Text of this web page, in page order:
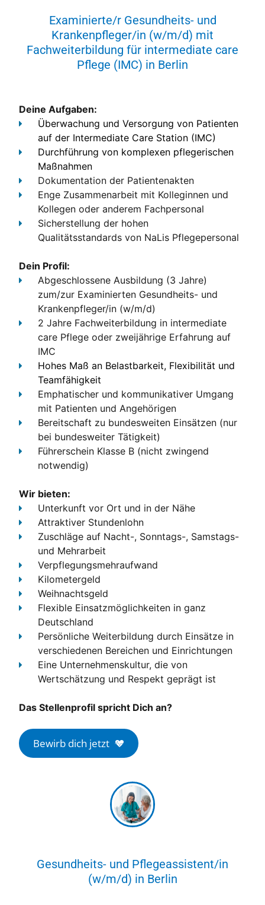
Examinierte/r Gesundheits- und
Krankenpfleger/in (w/m/d) mit
Fachweiterbildung für intermediate care
Pflege (IMC) in Berlin
Deine Aufgaben:
Überwachung und Versorgung von Patienten
auf der Intermediate Care Station (IMC)
Durchführung von komplexen pflegerischen
Maßnahmen
Dokumentation der Patientenakten
Enge Zusammenarbeit mit Kolleginnen und
Kollegen oder anderem Fachpersonal
Sicherstellung der hohen
Qualitätsstandards von NaLis Pflegepersonal
Dein Profil:
Abgeschlossene Ausbildung (3 Jahre)
zum/zur Examinierten Gesundheits- und
Krankenpfleger/in (w/m/d)
2 Jahre Fachweiterbildung in intermediate
care Pflege oder zweijährige Erfahrung auf
IMC
Hohes Maß an Belastbarkeit, Flexibilität und
Teamfähigkeit
Emphatischer und kommunikativer Umgang
mit Patienten und Angehörigen
Bereitschaft zu bundesweiten Einsätzen (nur
bei bundesweiter Tätigkeit)
Führerschein Klasse B (nicht zwingend
notwendig)
Wir bieten:
Unterkunft vor Ort und in der Nähe
Attraktiver Stundenlohn
Zuschläge auf Nacht-, Sonntags-, Samstags-
und Mehrarbeit
Verpflegungsmehraufwand
Kilometergeld
Weihnachtsgeld
Flexible Einsatzmöglichkeiten in ganz
Deutschland
Persönliche Weiterbildung durch Einsätze in
verschiedenen Bereichen und Einrichtungen
Eine Unternehmenskultur, die von
Wertschätzung und Respekt geprägt ist
Das Stellenprofil spricht Dich an?
Bewirb dich jetzt
Gesundheits- und Pflegeassistent/in
(w/m/d) in Berlin